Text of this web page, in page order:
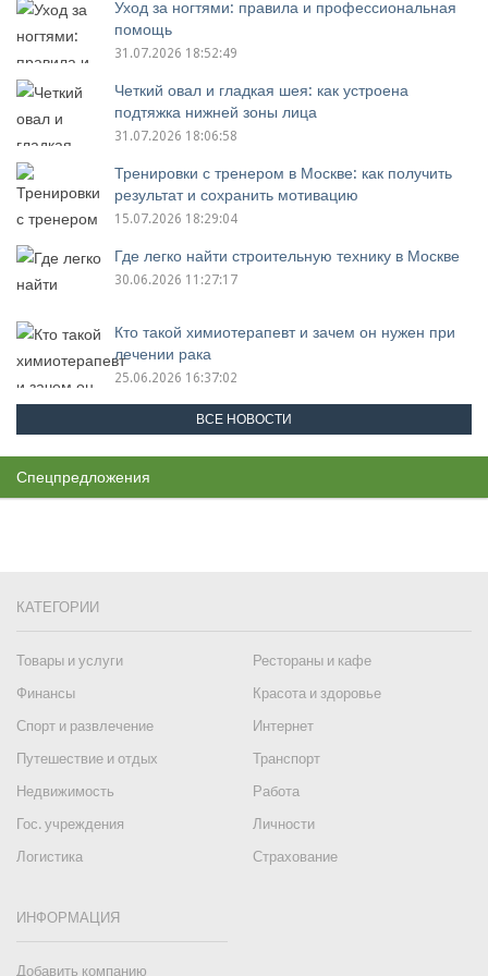
Уход за ногтями: правила и профессиональная
помощь
31.07.2026 18:52:49
Четкий овал и гладкая шея: как устроена
подтяжка нижней зоны лица
31.07.2026 18:06:58
Тренировки с тренером в Москве: как получить
результат и сохранить мотивацию
15.07.2026 18:29:04
Где легко найти строительную технику в Москве
30.06.2026 11:27:17
Кто такой химиотерапевт и зачем он нужен при
лечении рака
25.06.2026 16:37:02
ВСЕ НОВОСТИ
Спецпредложения
КАТЕГОРИИ
Товары и услуги
Рестораны и кафе
Финансы
Красота и здоровье
Спорт и развлечение
Интернет
Путешествие и отдых
Транспорт
Недвижимость
Работа
Гос. учреждения
Личности
Логистика
Страхование
ИНФОРМАЦИЯ
Добавить компанию